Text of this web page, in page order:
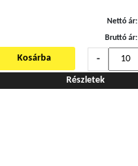
Nettó ár:
Bruttó ár:
-
Kosárba
Részletek